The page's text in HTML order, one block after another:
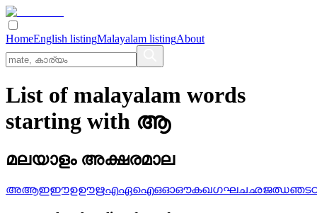
HomeEnglish listingMalayalam listingAbout
List of malayalam words
starting with ആ
മലയാളം അക്ഷരമാല
അആഇഈഉഊഋഎഏഐഒഓഔകഖഗഘചഛജഝഞട